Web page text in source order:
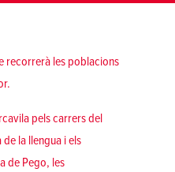
recorrerà les poblacions
pels carrers del
la llengua i els
de Pego, les